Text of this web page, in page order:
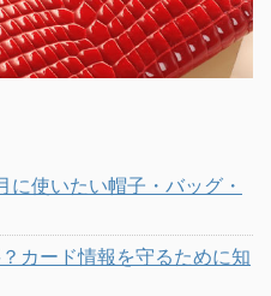
使いたい帽子・バッグ・
カード情報を守るために知